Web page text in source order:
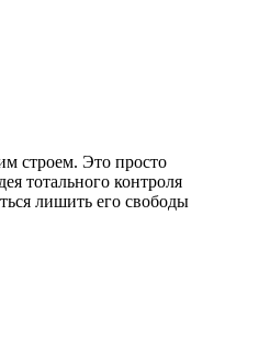
строем. Это просто
тотального контроля
лишить его свободы